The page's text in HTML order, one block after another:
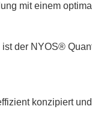
mit einem
der NYOS®
konzipiert